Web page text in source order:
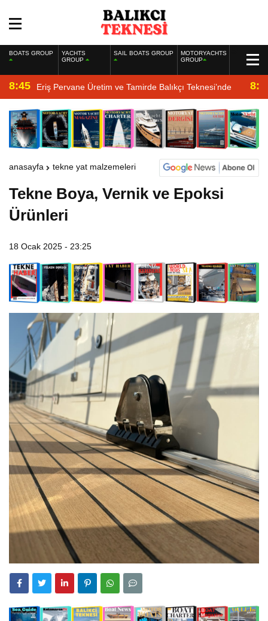
BOATS GROUP
YACHTS
GROUP
SAIL BOATS GROUP
MOTORYACHTS
GROUP
8:45 Eriş Pervane Üretim ve Tamirde Balıkçı Teknesi’nde
anasayfa tekne yat malzemeleri
Tekne Boya, Vernik ve Epoksi
Ürünleri
18 Ocak 2025 - 23:25